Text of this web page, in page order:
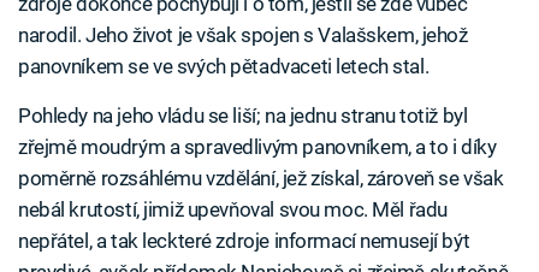
narodil. Jeho život je však spojen s Valašskem, jehož
panovníkem se ve svých pětadvaceti letech stal.
Pohledy na jeho vládu se liší; na jednu stranu totiž byl
zřejmě moudrým a spravedlivým panovníkem, a to i díky
poměrně rozsáhlému vzdělání, jež získal, zároveň se však
nebál krutostí, jimiž upevňoval svou moc. Měl řadu
nepřátel, a tak leckteré zdroje informací nemusejí být